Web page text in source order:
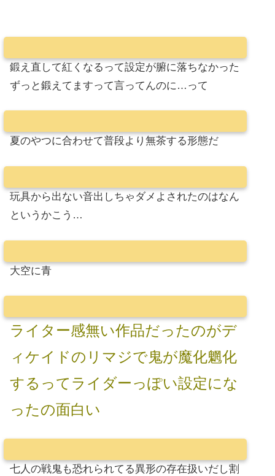
鍛え直して紅くなるって設定が腑に落ちなかった
ずっと鍛えてますって言ってんのに…って
夏のやつに合わせて普段より無茶する形態だ
玩具から出ない音出しちゃダメよされたのはなん
というかこう…
大空に青
ライター感無い作品だったのがデ
ィケイドのリマジで鬼が魔化魍化
するってライダーっぽい設定にな
ったの面白い
七人の戦鬼も恐れられてる異形の存在扱いだし割